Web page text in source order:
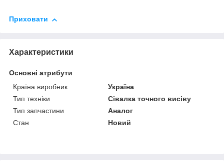
Приховати
Характеристики
Основні атрибути
Країна виробник
Україна
Тип техніки
Сівалка точного висіву
Тип запчастини
Аналог
Стан
Новий